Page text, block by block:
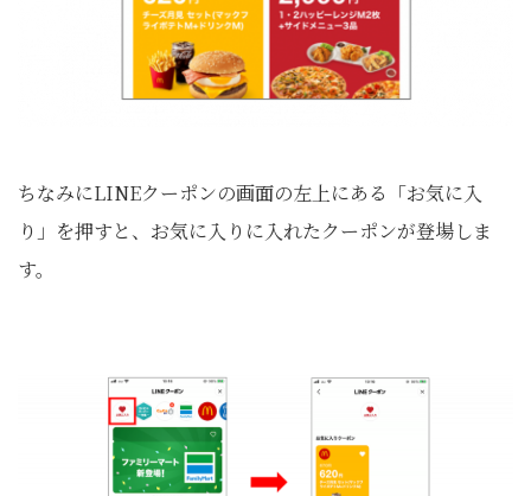
ちなみにLINEクーポンの画面の左上にある「お気に入
り」を押すと、お気に入りに入れたクーポンが登場しま
す。